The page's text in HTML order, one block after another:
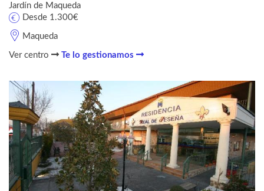
Jardín de Maqueda
Maqueda
Desde 1.300€
Ver centro Te lo gestionamos